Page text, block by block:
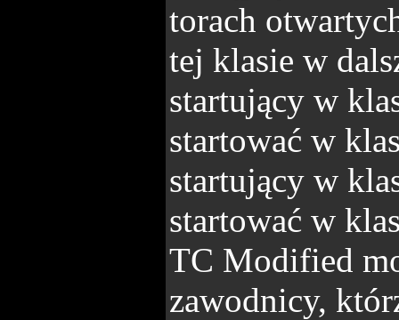
torach
tej klasie w
startujący w
startować w
startujący w
startować w
TC Modified
zawodnicy,